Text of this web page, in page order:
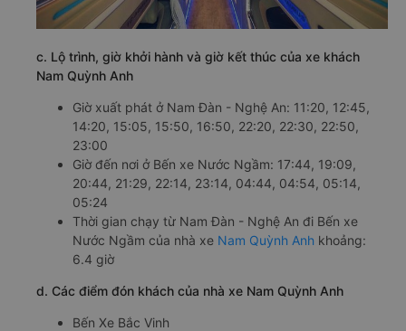
c. Lộ trình, giờ khởi hành và giờ kết thúc của xe khách
Nam Quỳnh Anh
Giờ xuất phát ở Nam Đàn - Nghệ An: 11:20, 12:45,
14:20, 15:05, 15:50, 16:50, 22:20, 22:30, 22:50,
23:00
Giờ đến nơi ở Bến xe Nước Ngầm: 17:44, 19:09,
20:44, 21:29, 22:14, 23:14, 04:44, 04:54, 05:14,
05:24
Thời gian chạy từ Nam Đàn - Nghệ An đi Bến xe
Nước Ngầm của nhà xe Nam Quỳnh Anh khoảng:
6.4 giờ
d. Các điểm đón khách của nhà xe Nam Quỳnh Anh
Bến Xe Bắc Vinh